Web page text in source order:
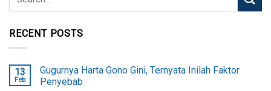
RECENT POSTS
13
Feb
Gugurnya Harta Gono Gini, Ternyata Inilah Faktor
Penyebab